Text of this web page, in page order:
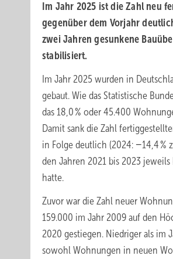
Im Jahr 2025 ist die Zahl neu
gegenüber dem Vorjahr
zwei Jahren gesunkene
stabilisiert.
Im Jahr 2025 wurden in
gebaut. Wie das Statistische
das 18,0 % oder 45.400
Damit sank die Zahl
in Folge deutlich (2024: −14,4 %
den Jahren 2021 bis 2023
hatte.
Zuvor war die Zahl neuer
159.000 im Jahr 2009 auf den
2020 gestiegen. Niedriger als im
sowohl Wohnungen in neuen